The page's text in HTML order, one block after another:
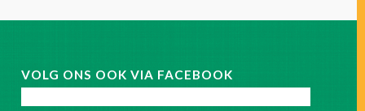
VOLG ONS OOK VIA FACEBOOK